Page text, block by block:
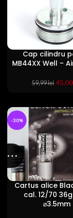
Cap cilindru
MB44XX Well –
59,99lei Prețul
fost:
45,00
-30%
Cartus alice
cal. 12/70
⌀3.5mm